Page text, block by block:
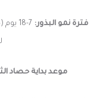
فترة نمو البذور: 7-18
موعد بداية حصاد